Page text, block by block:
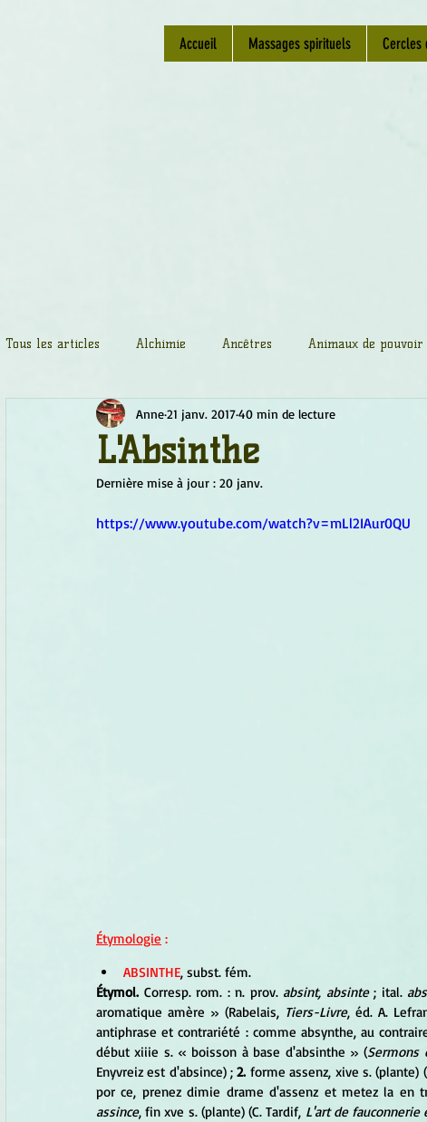
Accueil Massages spirituels Cercles
Tous les articles Alchimie Ancêtres Animaux de pouvoir
Chamanisme Champignons Conscience
Fleurs de Bach Géométrie sacrée
L'Absinthe
Anne21 janv. 201740 min de lecture
Dernière mise à jour : 20 janv.
https://www.youtube.com/watch?v=mLl2IAur0QU
Étymologie :
ABSINTHE, subst. fém.
Étymol. Corresp. rom. : n. prov. absint, absinte ; ital.
aromatique amère » (Rabelais, Tiers-Livre, éd. A.
antiphrase et contrariété : comme absynthe, au
début xiiie s. « boisson à base d'absinthe » (Sermons
Enyvreiz est d'absince) ; 2. forme assenz, xive s. (plante)
por ce, prenez dimie drame d'assenz et metez la en
assince, fin xve s. (plante) (C. Tardif, L'art de fauconnerie